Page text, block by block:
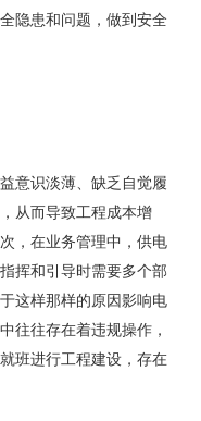
隐患和问题，做到安全
识淡薄、缺乏自觉履
从而导致工程成本增
，在业务管理中，供电
挥和引导时需要多个部
这样那样的原因影响电
往往存在着违规操作，
班进行工程建设，存在